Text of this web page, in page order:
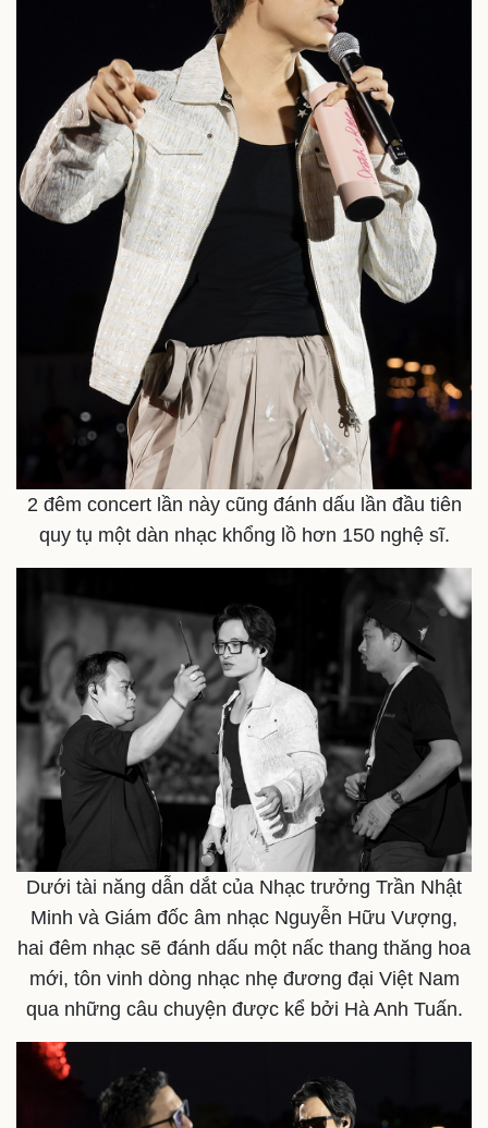
Kinh tế
Bất động sản
Khởi nghiệp
Thị trường
Giá vàng
Tiêu dùng
Tỷ giá
Chứng khoán
Giá cà phê
Pháp luật
Vụ án
Tin nóng
Tư vấn luật
Quân sự - Quốc phòng
Vũ khí
Việt Nam
Phân tích
2 đêm concert lần này cũng đánh dấu lần đầu tiên
quy tụ một dàn nhạc khổng lồ hơn 150 nghệ sĩ.
Dưới tài năng dẫn dắt của Nhạc trưởng Trần Nhật
Minh và Giám đốc âm nhạc Nguyễn Hữu Vượng,
hai đêm nhạc sẽ đánh dấu một nấc thang thăng hoa
mới, tôn vinh dòng nhạc nhẹ đương đại Việt Nam
qua những câu chuyện được kể bởi Hà Anh Tuấn.